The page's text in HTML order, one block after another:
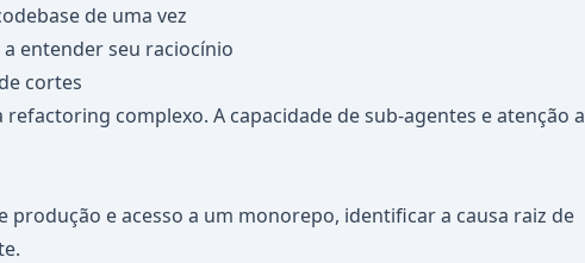
de uma vez
entender seu raciocínio
cortes
refactoring complexo. A capacidade de sub-agentes e atenção a
produção e acesso a um monorepo, identificar a causa raiz de